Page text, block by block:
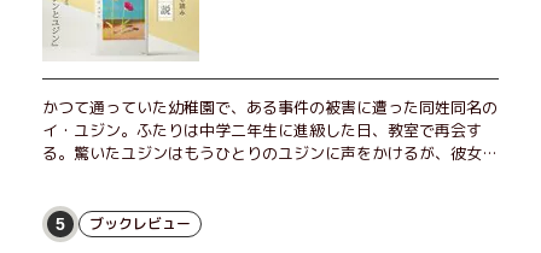
かつて通っていた幼稚園で、ある事件の被害に遭った同姓同名の
イ・ユジン。ふたりは中学二年生に進級した日、教室で再会す
る。驚いたユジンはもうひとりのユジンに声をかけるが、彼女は
トセラー小説の邦訳版。
5 ブックレビュー